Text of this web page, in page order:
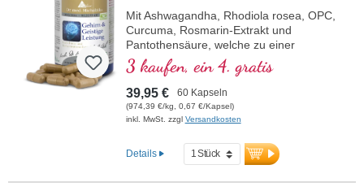
Mit Ashwagandha, Rhodiola rosea, OPC,
Curcuma, Rosmarin-Extrakt und
Pantothensäure, welche zu einer
normalen geistigen Leistungsfähigkeit
beiträgt und an der Synthese und dem
Stoffwechsel einiger Neurotransmitter
beteiligt ist. B-Vitamine bioaktiv!
3 kaufen, ein 4. gratis
39,95 € 60 Kapseln
(974,39 €/kg, 0,67 €/Kapsel)
inkl. MwSt. zzgl Versandkosten
Details